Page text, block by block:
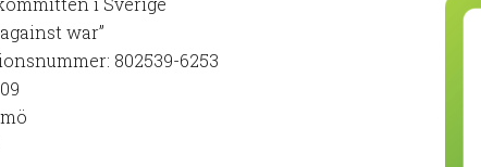
war”
802539-6253